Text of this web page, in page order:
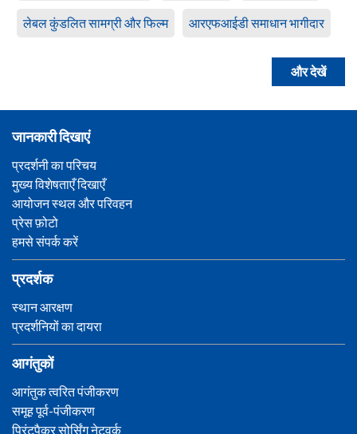
लेबल कुंडलित सामग्री और फिल्म आरएफआईडी समाधान भागीदार
और देखें
जानकारी दिखाएं
प्रदर्शनी का परिचय
मुख्य विशेषताएँ दिखाएँ
आयोजन स्थल और परिवहन
प्रेस फ़ोटो
हमसे संपर्क करें
प्रदर्शक
स्थान आरक्षण
प्रदर्शनियों का दायरा
आगंतुकों
आगंतुक त्वरित पंजीकरण
समूह पूर्व-पंजीकरण
प्रिंटपैकर सोर्सिंग नेटवर्क